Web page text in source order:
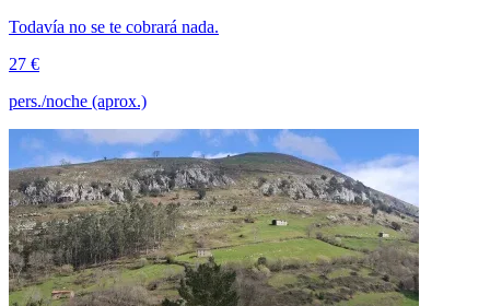
Todavía no se te cobrará nada.
27 €
pers./noche (aprox.)